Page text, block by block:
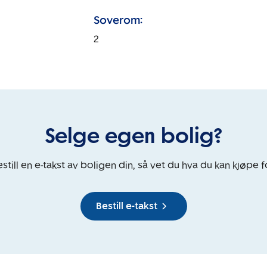
Soverom:
2
Selge egen bolig?
en e-takst av boligen din, så vet du hva du kan kjøpe
Bestill e-takst